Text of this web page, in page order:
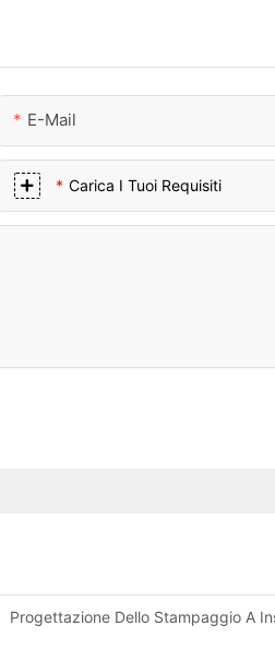
E-Mail
Carica I Tuoi Requisiti
Di Progettazione Complessi
Progettazione Dello Stampaggio A